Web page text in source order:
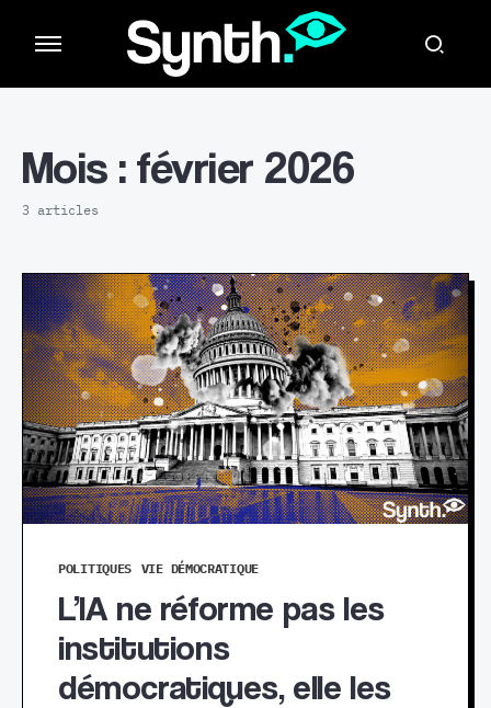
Mois :février 2026
3 articles
POLITIQUES VIE DÉMOCRATIQUE
L’IA ne réforme pas les
institutions
démocratiques, elle les